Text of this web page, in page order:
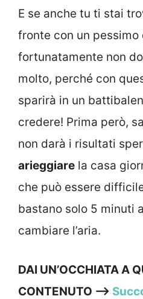
E se anche tu ti stai
fronte con un pessimo
fortunatamente non
molto, perché con
sparirà in un
credere! Prima però,
non darà i risultati
arieggiare la casa
che può essere
bastano solo 5 minuti
cambiare l’aria.
DAI UN’OCCHIATA A
CONTENUTO —->